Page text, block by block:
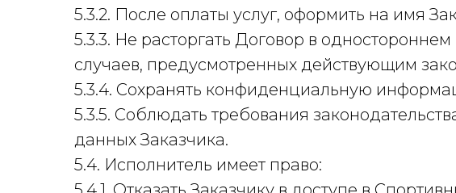
5.3.2. После оплаты услуг, оформить на имя
5.3.3. Не расторгать Договор в
случаев, предусмотренных действующим
5.3.4. Сохранять конфиденциальную
5.3.5. Соблюдать требования
данных Заказчика.
5.4. Исполнитель имеет право: